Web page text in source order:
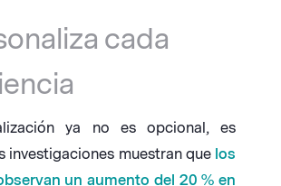
cada
ya no es opcional, es
investigaciones muestran quelos
un aumento del 20 % en